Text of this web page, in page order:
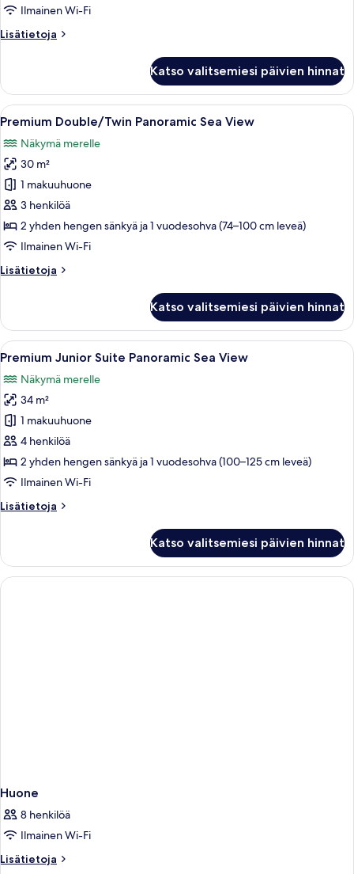
Ilmainen Wi-Fi
Lisätietoja
Lisätietoja
Sea
View
Katso valitsemiesi päivien hinnat
Avaa
kaikki
huonetyypin
Premium
Double/Twin
Panoramic
Sea
View
Moderni hotellihuone, jossa on suuri
7
Premium Double/Twin Panoramic Sea View
Näkymä merelle
30 m²
1 makuuhuone
3 henkilöä
2 yhden hengen sänkyä ja 1 vuodesohva (74–100 cm leveä)
Ilmainen Wi-Fi
Lisätietoja
Lisätietoja
Panoramic
Sea
View
Katso valitsemiesi päivien hinnat
Avaa
kaikki
huonetyypin
Premium
Junior
Suite
Panoramic
Sea
kuvat
Moderni hotellihuone, jossa on
13
Premium Junior Suite Panoramic Sea View
Näkymä merelle
34 m²
1 makuuhuone
4 henkilöä
2 yhden hengen sänkyä ja 1 vuodesohva (100–125 cm leveä)
Ilmainen Wi-Fi
Lisätietoja
Lisätietoja
Suite
Panoramic
Sea
Katso valitsemiesi päivien hinnat
Huone
8 henkilöä
Ilmainen Wi-Fi
Lisätietoja
Lisätietoja